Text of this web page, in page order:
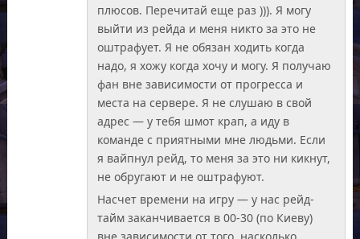
плюсов. Перечитай еще раз ))). Я могу
выйти из рейда и меня никто за это не
оштрафует. Я не обязан ходить когда
надо, я хожу когда хочу и могу. Я получаю
фан вне зависимости от прогресса и
места на сервере. Я не слушаю в свой
адрес — у тебя шмот крап, а иду в
команде с приятными мне людьми. Если
я вайпнул рейд, то меня за это ни кикнут,
не обругают и не оштрафуют.
Насчет времени на игру — у нас рейд-
тайм заканчивается в 00-30 (по Киеву)